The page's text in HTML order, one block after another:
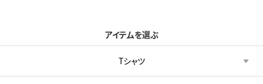
アイテムを選ぶ
Tシャツ